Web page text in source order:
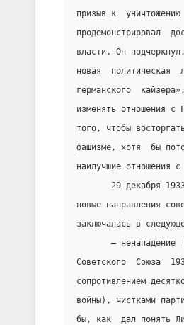
призыв к
продемонстрировал
власти. Он
новая  политическая
германского
изменять отношения
того, чтобы
фашизме, хотя  бы
наилучшие отношения
29 декабря
новые направления
заключалась в
– ненападение
Советского  Союза
сопротивлением
войны), чистками
бы, как  дал понять